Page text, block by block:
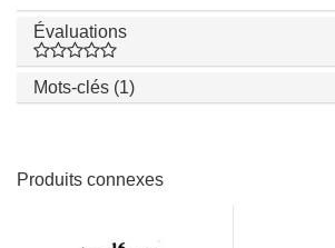
Évaluations
Mots-clés (1)
Produits connexes